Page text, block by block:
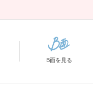
B面を見る